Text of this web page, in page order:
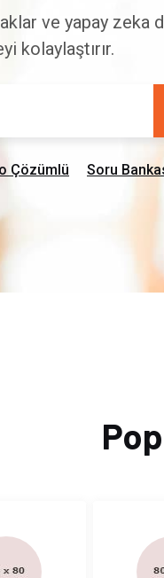
ve yapay zeka
kolaylaştırır.
Çözümlü Soru